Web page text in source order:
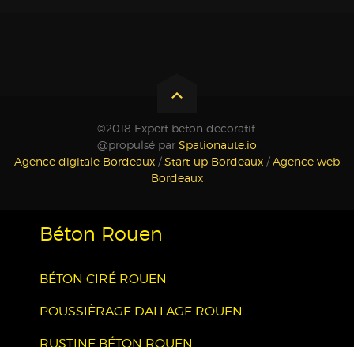
©2018 Expert beton decoratif.
@propulsé par Spationaute.io
Agence digitale Bordeaux /Start-up Bordeaux /Agence web
Bordeaux
Béton Rouen
BÉTON CIRÉ ROUEN
POUSSIÈRAGE DALLAGE ROUEN
RUSTINE BÉTON ROUEN